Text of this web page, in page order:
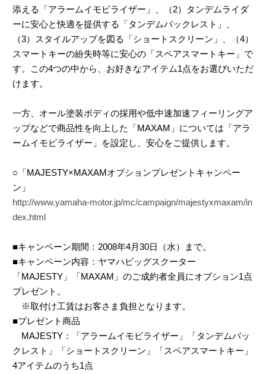
添える「アラームイモビライザー」、（2）タンデムライダ
ーに安心と快適を提供する「タンデムバックレスト」、
（3）スタイルアップを図る「ショートスクリーン」、（4）
スマートキーの紛失時等に安心の「スペアスマートキー」で
す。この4つの中から、お好きなアイテム1点をお選びいただ
けます。
一方、オール塗装ボディの採用や低中速加速フィーリングア
ップなどで商品性を向上した「MAXAM」については「アラ
ームイモビライザー」を設定し、安心をご提供します。
○「MAJESTY×MAXAMオプションプレゼントキャンペー
ン」
http://www.yamaha-motor.jp/mc/campaign/majestyxmaxam/in
dex.html
■キャンペーン期間：2008年4月30日（水）まで。
■キャンペーン内容：ヤマハビッグスクーター
「MAJESTY」「MAXAM」のご成約者全員にオプション1点
プレゼント。
※取付け工賃はお客さま負担となります。
■プレゼント商品
MAJESTY：「アラームイモビライザー」「タンデムバッ
クレスト」「ショートスクリーン」「スペアスマートキー」
4アイテムのうち1点